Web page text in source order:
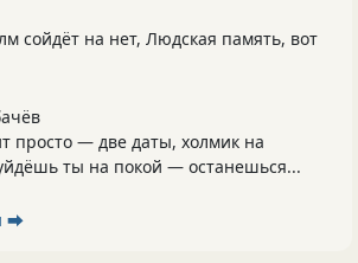
сойдёт на нет, Людская память, вот
просто — две даты, холмик на
ты на покой — останешься...
⮕